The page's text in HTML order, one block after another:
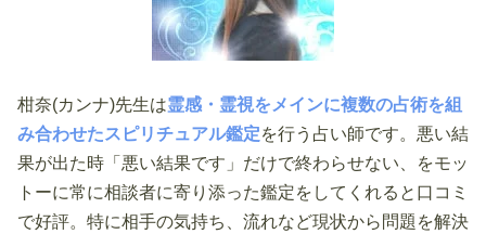
柑奈(カンナ)先生は霊感・霊視をメインに複数の占術を組
み合わせたスピリチュアル鑑定を行う占い師です。悪い結
果が出た時「悪い結果です」だけで終わらせない、をモッ
トーに常に相談者に寄り添った鑑定をしてくれると口コミ
で好評。特に相手の気持ち、流れなど現状から問題を解決